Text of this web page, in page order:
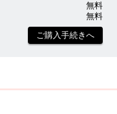
無料
無料
ご購入手続きへ